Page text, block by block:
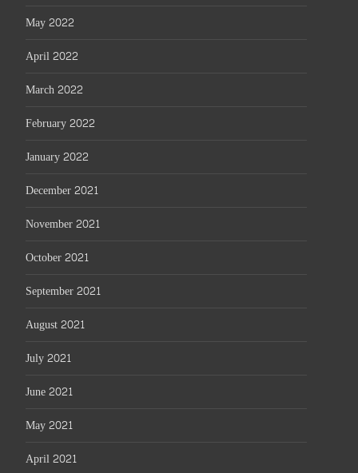
May 2022
April 2022
March 2022
February 2022
January 2022
December 2021
November 2021
October 2021
September 2021
August 2021
July 2021
June 2021
May 2021
April 2021